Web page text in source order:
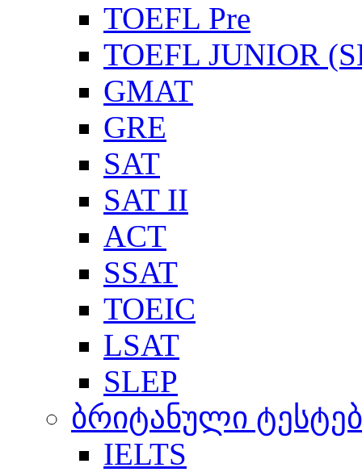
TOEFL Pre
TOEFL JUNIOR
GMAT
GRE
SAT
SAT II
ACT
SSAT
TOEIC
LSAT
SLEP
ბრიტანული
IELTS